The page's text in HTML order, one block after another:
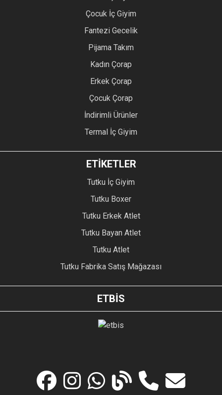
Çocuk İç Giyim
Fantezi Gecelik
Pijama Takım
Kadın Çorap
Erkek Çorap
Çocuk Çorap
İndirimli Ürünler
Termal İç Giyim
ETİKETLER
Tutku İç Giyim
Tutku Boxer
Tutku Erkek Atlet
Tutku Bayan Atlet
Tutku Atlet
Tutku Fabrika Satış Mağazası
ETBİS